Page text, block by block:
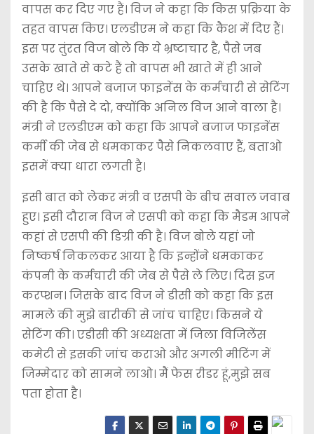
वापस कर दिए गए हैं। विज ने कहा कि किस प्रक्रिया के
तहत वापस किए। एलडीएम ने कहा कि कैश में दिए हैं।
इस पर तुंरत विज बोले कि ये भ्रष्टाचार है, पैसे जब
उसके खाते से कटे हैं तो वापस भी खाते में ही आने
चाहिए थे। आपने बजाज फाइनेंस के कर्मचारी से सेटिंग
की है कि पैसे दे दो, क्योंकि अनिल विज आने वाला है।
मंत्री ने एलडीएम को कहा कि आपने बजाज फाइनेंस
कर्मी की जेब से धमकाकर पैसे निकलवाए हैं, बताओ
इसमें क्या धारा लगती है।
इसी बात को लेकर मंत्री व एसपी के बीच सवाल जवाब
हु्ए। इसी दौरान विज ने एसपी को कहा कि मैडम आपने
कहां से एसपी की डिग्री की है। विज बोले यहां जो
निष्कर्ष निकलकर आया है कि इन्होंने धमकाकर
कंपनी के कर्मचारी की जेब से पैसे ले लिए। दिस इज
करप्शन। जिसके बाद विज ने डीसी को कहा कि इस
मामले की मुझे बारीकी से जांच चाहिए। किसने ये
सेटिंग की। एडीसी की अध्यक्षता में जिला विजिलेंस
कमेटी से इसकी जांच कराओ और अगली मीटिंग में
जिम्मेदार को सामने लाओ। मैं फेस रीडर हूं,मुझे सब
पता होता है।